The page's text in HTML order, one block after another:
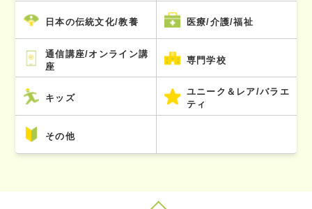
日本の伝統文化/教養 医療/介護/福祉
通信講座/オンライン講
座
専門学校
キッズ
ユニーク＆レア/バラエ
ティ
その他